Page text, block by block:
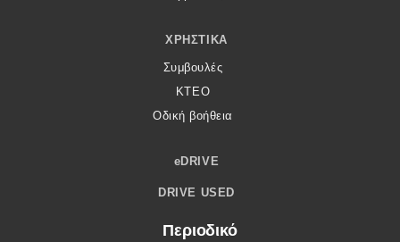
ΧΡΗΣΤΙΚΆ
Συμβουλές
ΚΤΕΟ
Οδική βοήθεια
eDRIVE
DRIVE USED
Περιοδικό